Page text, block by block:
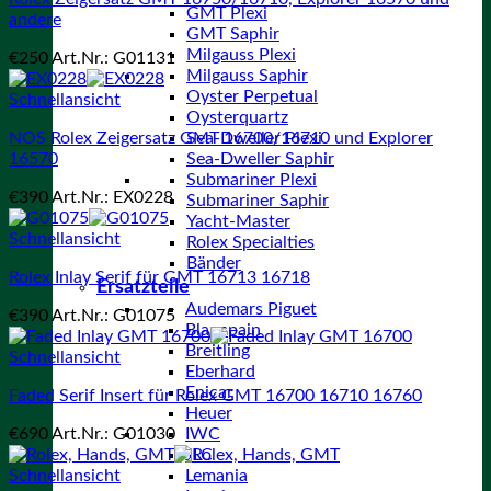
GMT Plexi
GMT Saphir
Milgauss Plexi
Milgauss Saphir
Oyster Perpetual
Oysterquartz
Sea-Dweller Plexi
Sea-Dweller Saphir
Submariner Plexi
Submariner Saphir
Yacht-Master
Rolex Specialties
Bänder
Ersatzteile
Audemars Piguet
Blancpain
Breitling
Eberhard
Enicar
Heuer
IWC
JLC
Lemania
andere
€250 Art.Nr.: G01131
Schnellansicht
NOS Rolex Zeigersatz GMT 16700/16710 und Explorer
16570
€390 Art.Nr.: EX0228
Schnellansicht
Rolex Inlay Serif für GMT 16713 16718
€390 Art.Nr.: G01075
Schnellansicht
Faded Serif Insert für Rolex GMT 16700 16710 16760
€690 Art.Nr.: G01030
Schnellansicht